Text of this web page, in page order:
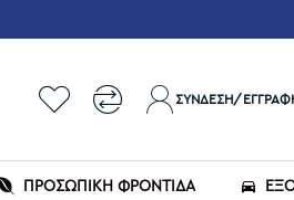
ΣΎΝΔΕΣΗ/
ΠΡΟΣΩΠΙΚΗ ΦΡΟΝΤΙΔΑ